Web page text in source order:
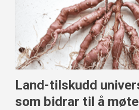
Land-tilskudd
som bidrar til å møte